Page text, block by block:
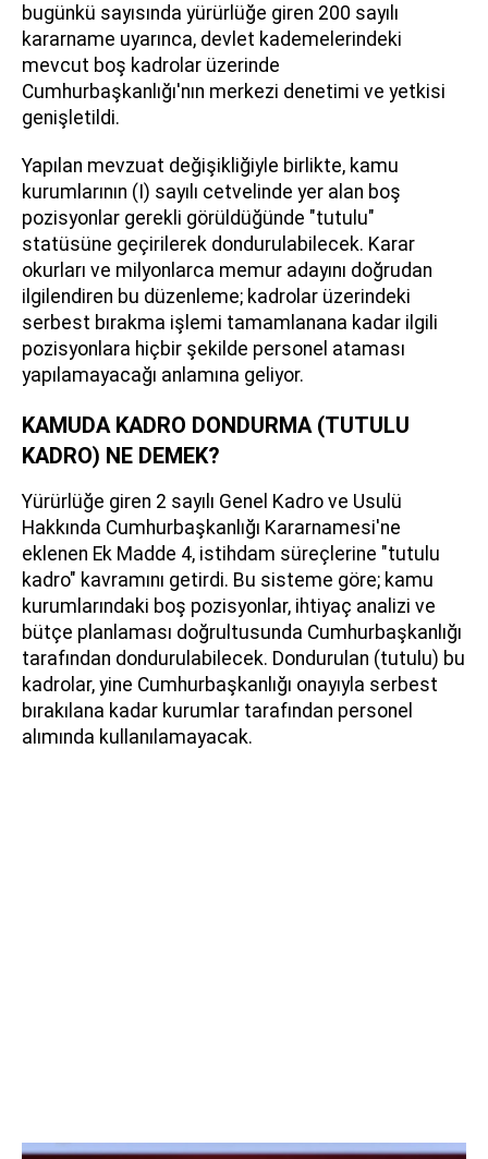
bugünkü sayısında yürürlüğe giren 200 sayılı
kararname uyarınca, devlet kademelerindeki
mevcut boş kadrolar üzerinde
Cumhurbaşkanlığı'nın merkezi denetimi ve yetkisi
genişletildi.
Yapılan mevzuat değişikliğiyle birlikte, kamu
kurumlarının (I) sayılı cetvelinde yer alan boş
pozisyonlar gerekli görüldüğünde "tutulu"
statüsüne geçirilerek dondurulabilecek. Karar
okurları ve milyonlarca memur adayını doğrudan
ilgilendiren bu düzenleme; kadrolar üzerindeki
serbest bırakma işlemi tamamlanana kadar ilgili
pozisyonlara hiçbir şekilde personel ataması
yapılamayacağı anlamına geliyor.
KAMUDA KADRO DONDURMA (TUTULU
KADRO) NE DEMEK?
Yürürlüğe giren 2 sayılı Genel Kadro ve Usulü
Hakkında Cumhurbaşkanlığı Kararnamesi'ne
eklenen Ek Madde 4, istihdam süreçlerine "tutulu
kadro" kavramını getirdi. Bu sisteme göre; kamu
kurumlarındaki boş pozisyonlar, ihtiyaç analizi ve
bütçe planlaması doğrultusunda Cumhurbaşkanlığı
tarafından dondurulabilecek. Dondurulan (tutulu) bu
kadrolar, yine Cumhurbaşkanlığı onayıyla serbest
bırakılana kadar kurumlar tarafından personel
alımında kullanılamayacak.